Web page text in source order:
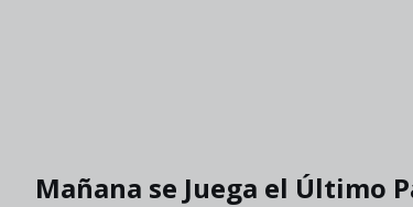
Mañana se Juega el Último